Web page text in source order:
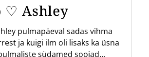
♡ Ashley
pulmapäeval sadas vihma
ja kuigi ilm oli lisaks ka üsna
südamed soojad...